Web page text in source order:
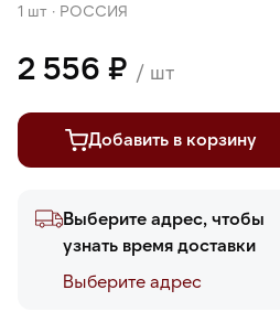
1 шт · РОССИЯ
2 556 ₽ / шт
Добавить в корзину
Выберите адрес, чтобы
узнать время доставки
Выберите адреc